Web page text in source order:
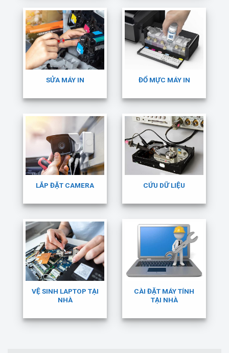
SỬA MÁY IN ĐỔ MỰC MÁY IN
LẮP ĐẶT CAMERA CỨU DỮ LIỆU
VỆ SINH LAPTOP TẠI
NHÀ
CÀI ĐẶT MÁY TÍNH
TẠI NHÀ